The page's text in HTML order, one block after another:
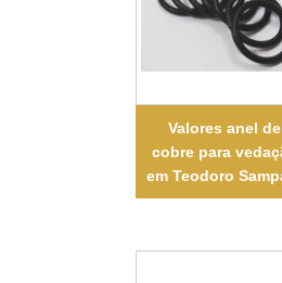
Valores anel de
cobre para
em Teodoro